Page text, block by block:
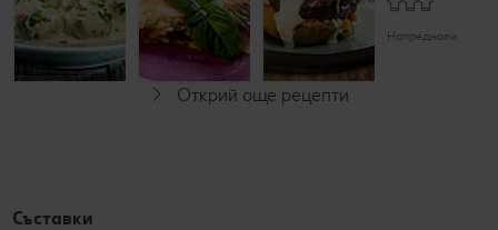
Начинаещи
Напреднали Напреднали
Открий още рецепти
Съставки